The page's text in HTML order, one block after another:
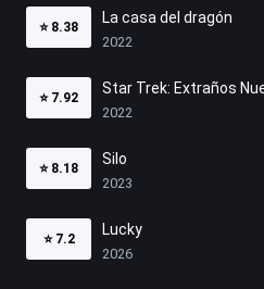
⭐ 8.38
La casa del dragón
2022
⭐ 7.92
Star Trek: Extraños
2022
⭐ 8.18
Silo
2023
⭐ 7.2
Lucky
2026